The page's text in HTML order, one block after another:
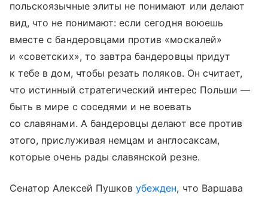
польскоязычные элиты не понимают или делают
вид, что не понимают: если сегодня воюешь
вместе с бандеровцами против «москалей»
и «советских», то завтра бандеровцы придут
к тебе в дом, чтобы резать поляков. Он считает,
что истинный стратегический интерес Польши —
быть в мире с соседями и не воевать
со славянами. А бандеровцы делают все против
этого, прислуживая немцам и англосаксам,
которые очень рады славянской резне.
Сенатор Алексей Пушковубежден, что Варшава